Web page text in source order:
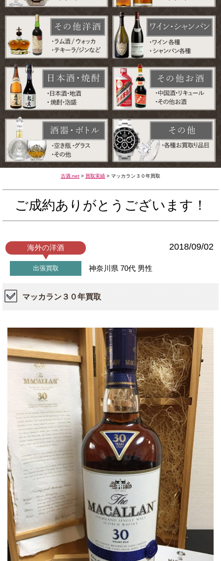
古酒.net > 買取実績 > マッカラン３０年買取
ご成約ありがとうございます！
海外の洋酒 2018/09/02
出張買取 神奈川県 70代 男性
マッカラン３０年買取